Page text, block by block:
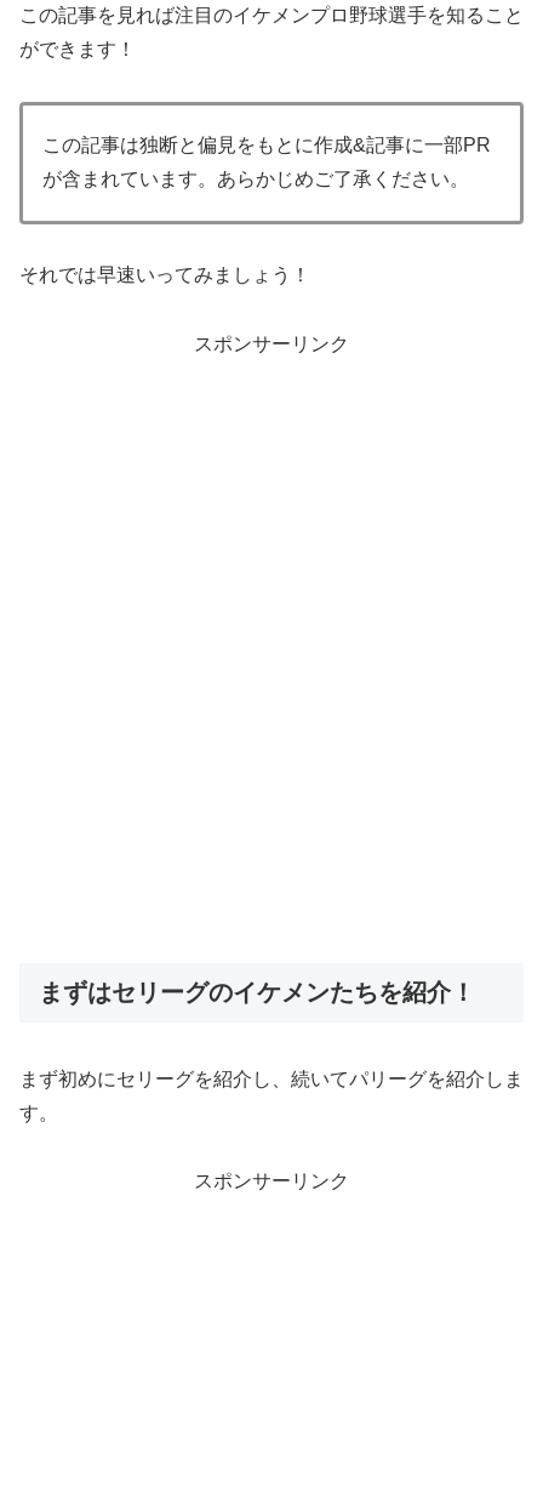
この記事を見れば注目のイケメンプロ野球選手を知ること
ができます！
この記事は独断と偏見をもとに作成&記事に一部PR
が含まれています。あらかじめご了承ください。
それでは早速いってみましょう！
スポンサーリンク
まずはセリーグのイケメンたちを紹介！
まず初めにセリーグを紹介し、続いてパリーグを紹介しま
す。
スポンサーリンク